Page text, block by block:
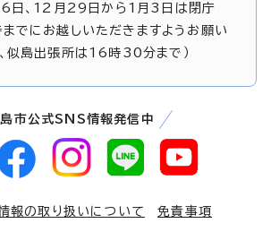
6日、12月29日から1月3日は閉庁
でにお越しいただきますようお願い
、似島出張所は16時30分まで）
市公式SNS情報発信中
報の取り扱いについて
免責事項